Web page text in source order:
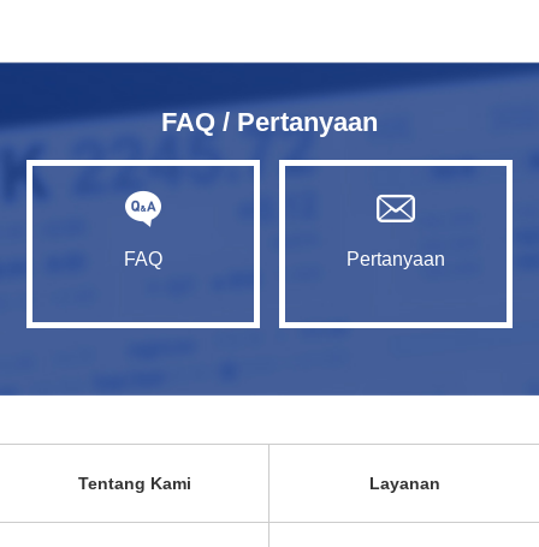
FAQ / Pertanyaan
FAQ Pertanyaan
Tentang Kami Layanan